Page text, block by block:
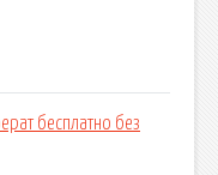
бесплатно без